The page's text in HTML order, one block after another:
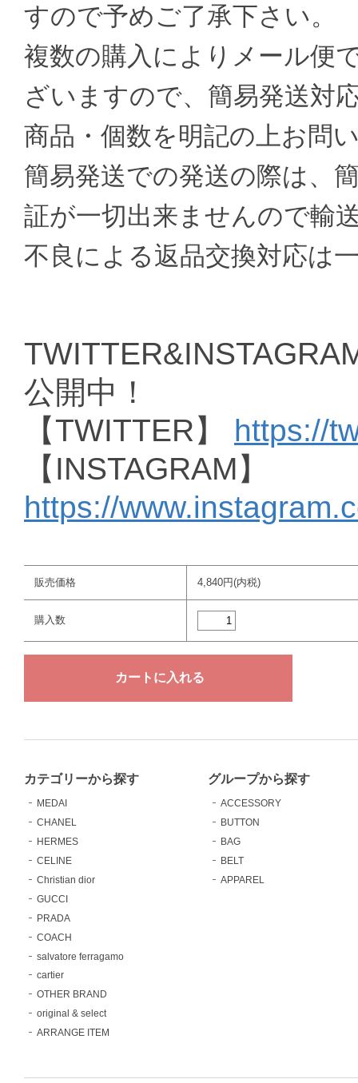
すので予めご了承下さい。
複数の購入によりメール便
ざいますので、簡易発送対
商品・個数を明記の上お問
簡易発送での発送の際は、
証が一切出来ませんので輸
不良による返品交換対応は
公開中！
【TWITTER】 https://
【INSTAGRAM】
https://
販売価格 4,840円(内税)
購入数
カテゴリーから探す
MEDAI
CHANEL
HERMES
CELINE
Christian dior
GUCCI
PRADA
COACH
salvatore ferragamo
cartier
OTHER BRAND
original & select
ARRANGE ITEM
グループから探す
ACCESSORY
BUTTON
BAG
BELT
APPAREL